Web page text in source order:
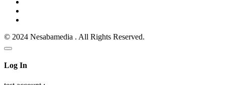
© 2024 Nesabamedia . All Rights Reserved.
Log In